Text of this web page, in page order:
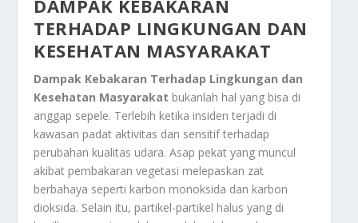
DAMPAK KEBAKARAN
TERHADAP LINGKUNGAN DAN
KESEHATAN MASYARAKAT
Dampak Kebakaran Terhadap Lingkungan dan
Kesehatan Masyarakat bukanlah hal yang bisa di
anggap sepele. Terlebih ketika insiden terjadi di
kawasan padat aktivitas dan sensitif terhadap
perubahan kualitas udara. Asap pekat yang muncul
akibat pembakaran vegetasi melepaskan zat
berbahaya seperti karbon monoksida dan karbon
dioksida. Selain itu, partikel-partikel halus yang di